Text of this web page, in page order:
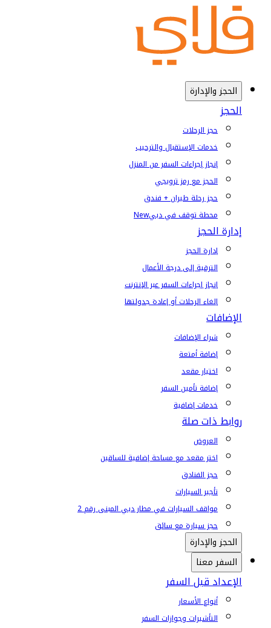
الحجز والإدارة
الحجز
حجز الرحلات
خدمات الإستقبال والترحيب
إنجاز إجراءات السفر من المنزل
الحجز مع رمز ترويجي
حجز رحلة طيران + فندق
محطة توقف في دبيNew
إدارة الحجز
إدارة الحجز
الترقية إلى درجة الأعمال
إنجاز إجراءات السفر عبر الإنترنت
إلغاء الرحلات أو إعادة جدولتها
الإضافات
شراء الإضافات
إضافة أمتعة
اختيار مقعد
إضافة تأمين السفر
خدمات إضافية
روابط ذات صلة
العروض
اختر مقعد مع مساحة إضافية للساقين
حجز الفنادق
تأجير السيارات
مواقف السيارات في مطار دبي المبنى رقم 2
حجز سيارة مع سائق
الحجز والإدارة
السفر معنا
الإعداد قبل السفر
أنواع الأسعار
التأشيرات وجوازات السفر